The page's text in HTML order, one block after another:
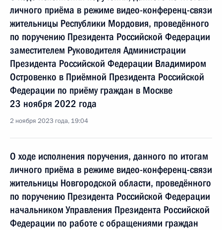
личного приёма в режиме видео-конференц-связи
жительницы Республики Мордовия, проведённого
по поручению Президента Российской Федерации
заместителем Руководителя Администрации
Президента Российской Федерации Владимиром
Островенко в Приёмной Президента Российской
Федерации по приёму граждан в Москве
23 ноября 2022 года
2 ноября 2023 года, 19:04
О ходе исполнения поручения, данного по итогам
личного приёма в режиме видео-конференц-связи
жительницы Новгородской области, проведённого
по поручению Президента Российской Федерации
начальником Управления Президента Российской
Федерации по работе с обращениями граждан